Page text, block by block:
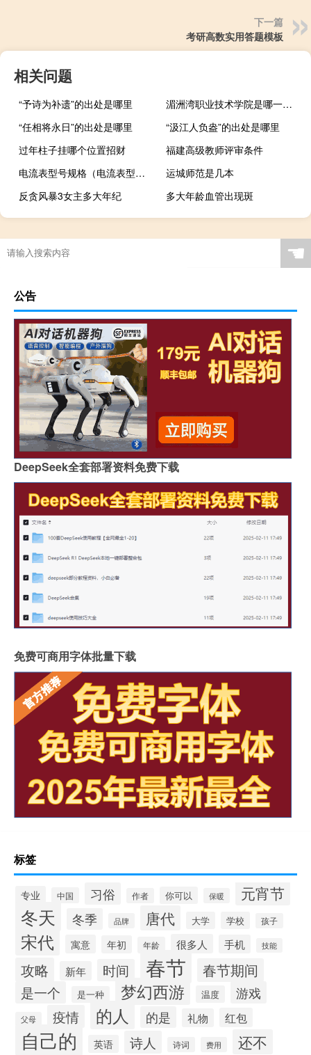
下一篇
考研高数实用答题模板
相关问题
“予诗为补遗”的出处是哪里
湄洲湾职业技术学院是哪一年创办的
“任相将永日”的出处是哪里
“汲江人负盎”的出处是哪里
过年柱子挂哪个位置招财
福建高级教师评审条件
电流表型号规格（电流表型号规格）
运城师范是几本
反贪风暴3女主多大年纪
多大年龄血管出现斑
☚
公告
DeepSeek全套部署资料免费下载
免费可商用字体批量下载
标签
专业 中国 习俗 作者 你可以 保暖 元宵节
冬天 冬季 品牌 唐代 大学 学校 孩子
宋代 寓意 年初 年龄 很多人 手机 技能
攻略 新年 时间 春节 春节期间
是一个 是一种 梦幻西游 温度 游戏
父母 疫情 的人 的是 礼物 红包
自己的 英语 诗人 诗词 费用 还不